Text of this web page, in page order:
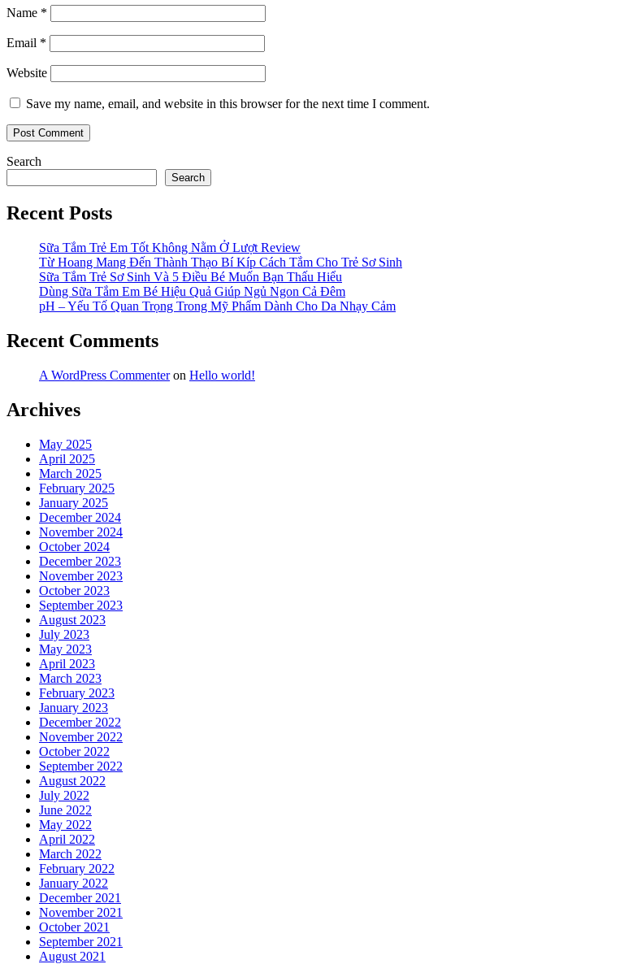
Name *
Email *
Website
Save my name, email, and website in this browser for the next time I comment.
Search
Search
Recent Posts
Sữa Tắm Trẻ Em Tốt Không Nằm Ở Lượt Review
Từ Hoang Mang Đến Thành Thạo Bí Kíp Cách Tắm Cho Trẻ Sơ Sinh
Sữa Tắm Trẻ Sơ Sinh Và 5 Điều Bé Muốn Bạn Thấu Hiểu
Dùng Sữa Tắm Em Bé Hiệu Quả Giúp Ngủ Ngon Cả Đêm
pH – Yếu Tố Quan Trọng Trong Mỹ Phẩm Dành Cho Da Nhạy Cảm
Recent Comments
A WordPress Commenteron Hello world!
Archives
May 2025
April 2025
March 2025
February 2025
January 2025
December 2024
November 2024
October 2024
December 2023
November 2023
October 2023
September 2023
August 2023
July 2023
May 2023
April 2023
March 2023
February 2023
January 2023
December 2022
November 2022
October 2022
September 2022
August 2022
July 2022
June 2022
May 2022
April 2022
March 2022
February 2022
January 2022
December 2021
November 2021
October 2021
September 2021
August 2021